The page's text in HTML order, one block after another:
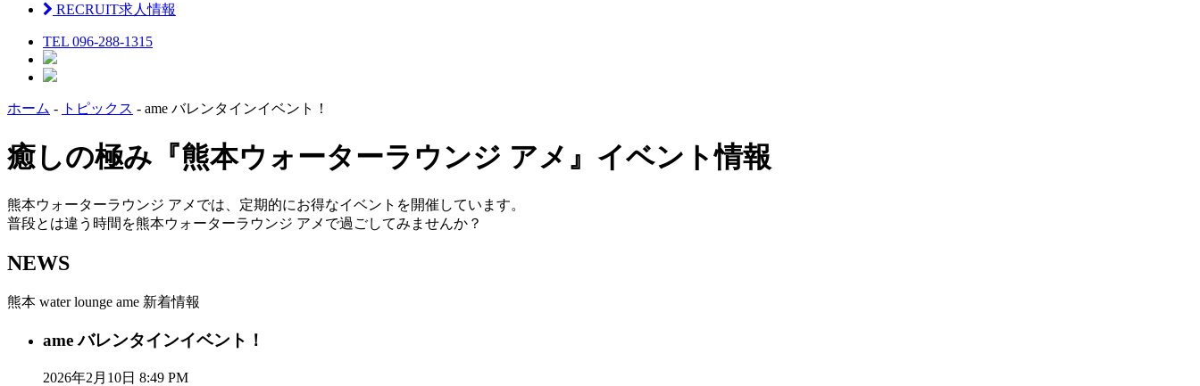
RECRUIT求人情報
TEL 096-288-1315
ホーム - トピックス - ame バレンタインイベント！
癒しの極み『熊本ウォーターラウンジ アメ』イベント情報
熊本ウォーターラウンジ アメでは、定期的にお得なイベントを開催しています。
普段とは違う時間を熊本ウォーターラウンジ アメで過ごしてみませんか？
NEWS
熊本 water lounge ame 新着情報
ame バレンタインイベント！
2026年2月10日 8:49 PM